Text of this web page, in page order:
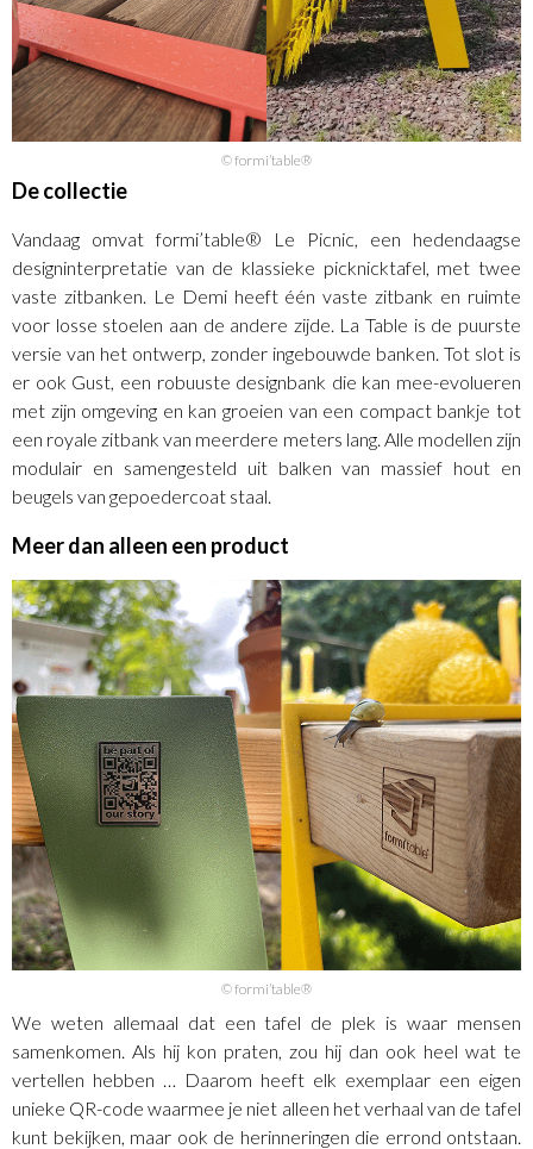
© formi’table®
De collectie
Vandaag omvat formi’table® Le Picnic, een hedendaagse
designinterpretatie van de klassieke picknicktafel, met twee
vaste zitbanken. Le Demi heeft één vaste zitbank en ruimte
voor losse stoelen aan de andere zijde. La Table is de puurste
versie van het ontwerp, zonder ingebouwde banken. Tot slot is
er ook Gust, een robuuste designbank die kan mee-evolueren
met zijn omgeving en kan groeien van een compact bankje tot
een royale zitbank van meerdere meters lang. Alle modellen zijn
modulair en samengesteld uit balken van massief hout en
beugels van gepoedercoat staal.
Meer dan alleen een product
© formi’table®
We weten allemaal dat een tafel de plek is waar mensen
samenkomen. Als hij kon praten, zou hij dan ook heel wat te
vertellen hebben … Daarom heeft elk exemplaar een eigen
unieke QR-code waarmee je niet alleen het verhaal van de tafel
kunt bekijken, maar ook de herinneringen die errond ontstaan.